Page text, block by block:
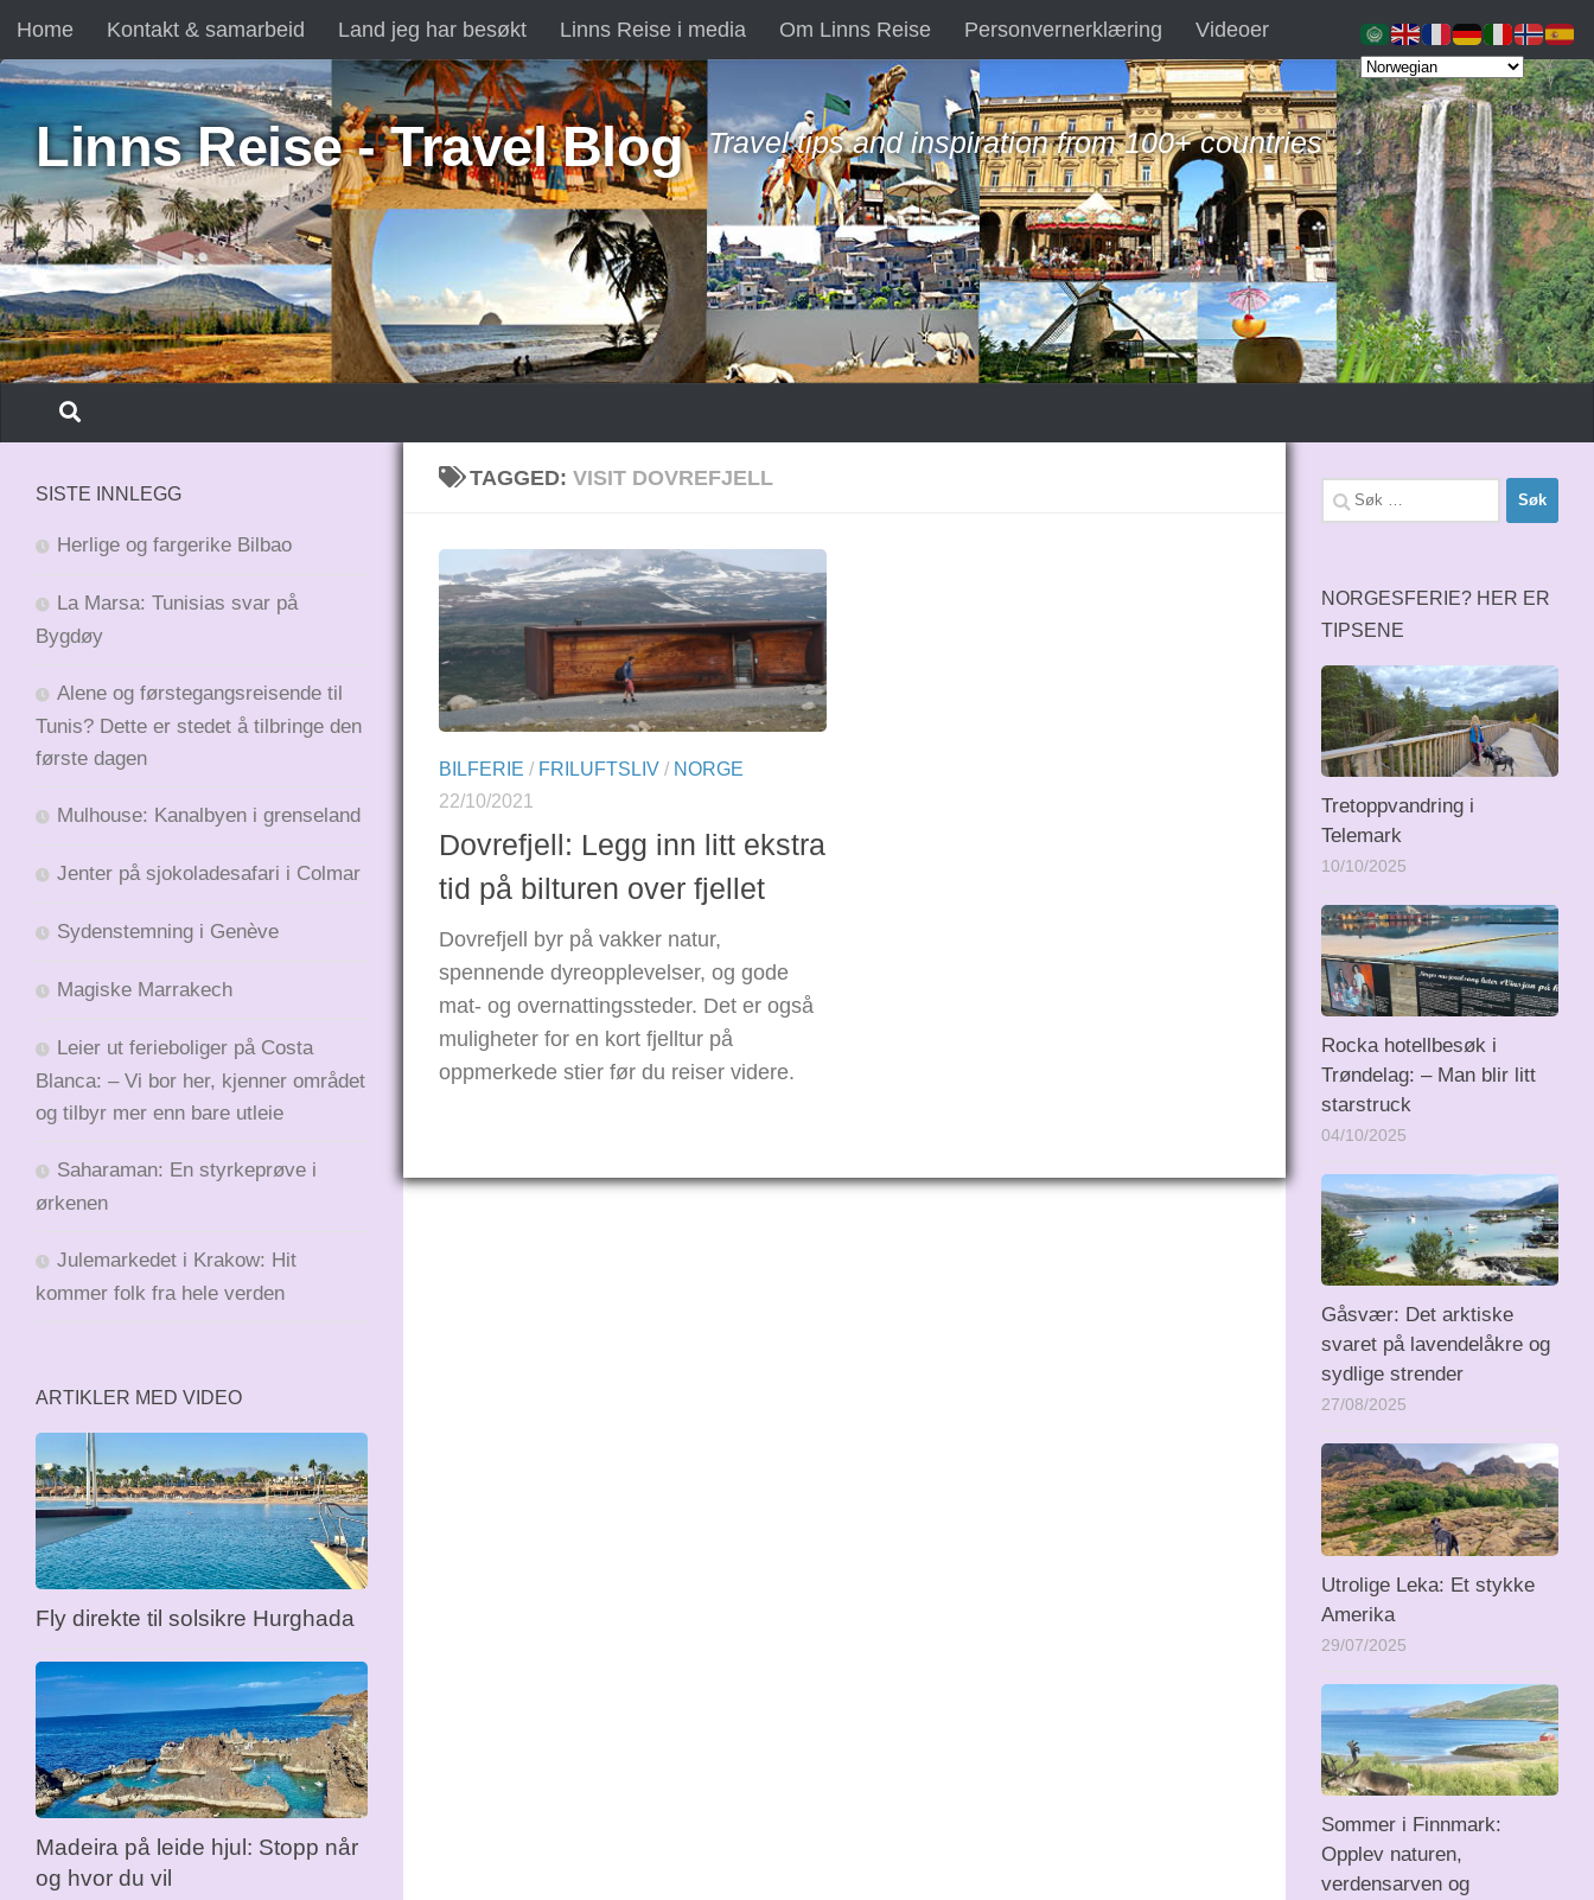
Skip to content
Home Kontakt & samarbeid Land jeg har besøkt Linns Reise i media Om Linns Reise Personvernerklæring Videoer
Linns Reise - Travel Blog Travel tips and inspiration from 100+ countries
TAGGED:VISIT DOVREFJELL
BILFERIE / FRILUFTSLIV / NORGE
22/10/2021
Dovrefjell: Legg inn litt ekstra
tid på bilturen over fjellet
Dovrefjell byr på vakker natur,
spennende dyreopplevelser, og gode
mat- og overnattingssteder. Det er også
muligheter for en kort fjelltur på
oppmerkede stier før du reiser videre.
SISTE INNLEGG
Herlige og fargerike Bilbao
La Marsa: Tunisias svar på
Bygdøy
Alene og førstegangsreisende til
Tunis? Dette er stedet å tilbringe den
første dagen
Mulhouse: Kanalbyen i grenseland
Jenter på sjokoladesafari i Colmar
Sydenstemning i Genève
Magiske Marrakech
Leier ut ferieboliger på Costa
Blanca: – Vi bor her, kjenner området
og tilbyr mer enn bare utleie
Saharaman: En styrkeprøve i
ørkenen
Julemarkedet i Krakow: Hit
kommer folk fra hele verden
ARTIKLER MED VIDEO
Fly direkte til solsikre Hurghada
Madeira på leide hjul: Stopp når
og hvor du vil
Søk
etter:
NORGESFERIE? HER ER
TIPSENE
Tretoppvandring i
Telemark
10/10/2025
Rocka hotellbesøk i
Trøndelag: – Man blir litt
starstruck
04/10/2025
Gåsvær: Det arktiske
svaret på lavendelåkre og
sydlige strender
27/08/2025
Utrolige Leka: Et stykke
Amerika
29/07/2025
Sommer i Finnmark:
Opplev naturen,
verdensarven og